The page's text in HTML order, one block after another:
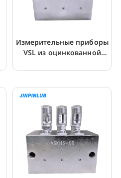
Измерительные приборы
VSL из оцинкованной
системы